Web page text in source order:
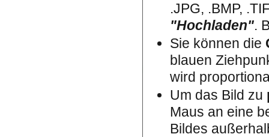
.JPG, .BMP,
"Hochladen".
Sie können die
blauen
wird
Um das Bild zu
Maus an eine
Bildes